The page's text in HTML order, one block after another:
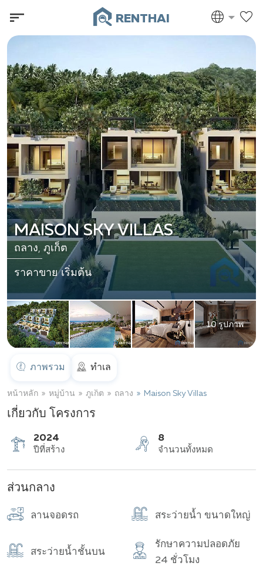
RENTHAI
10 รูปภาพ
MAISON SKY VILLAS
ถลาง, ภูเก็ต
ราคาขาย เริ่มต้น
ภาพรวม ทำเล
หน้าหลัก หมู่บ้าน ภูเก็ต ถลาง Maison Sky Villas
เกี่ยวกับ โครงการ
2024
ส่วนกลาง
ลานจอดรถ สระว่ายน้ำ ขนาดใหญ่
สระว่ายน้ำชั้นบน
รักษาความปลอดภัย
24 ชั่วโมง